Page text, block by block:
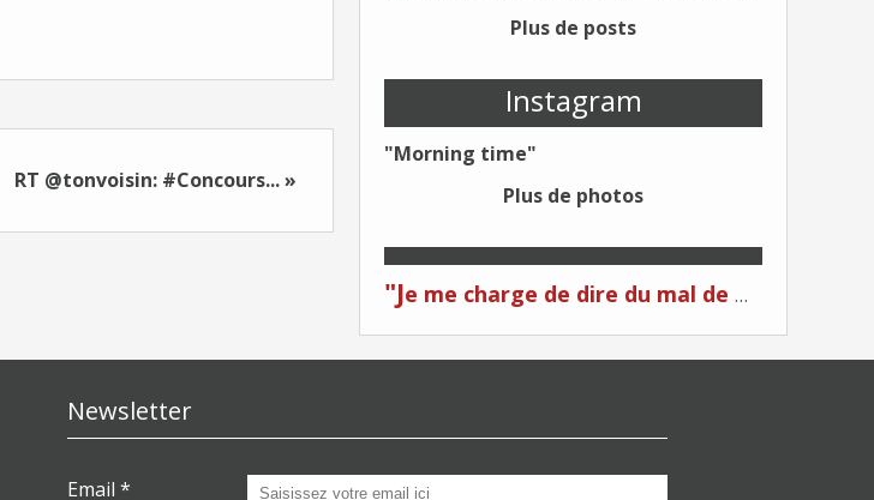
Plus de posts
Instagram
"Morning time"
Plus de photos
"Je me charge de dire du mal de moi... Quand on me critique... C'est du plagiat ! "
RT @tonvoisin: #Concours... »
Newsletter
Email